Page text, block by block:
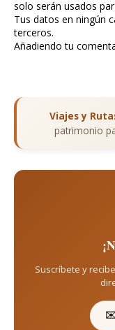
solo serán usados
Tus datos en ningún
terceros.
Añadiendo tu
Viajes y
patrimonio
Suscríbete y
✉️